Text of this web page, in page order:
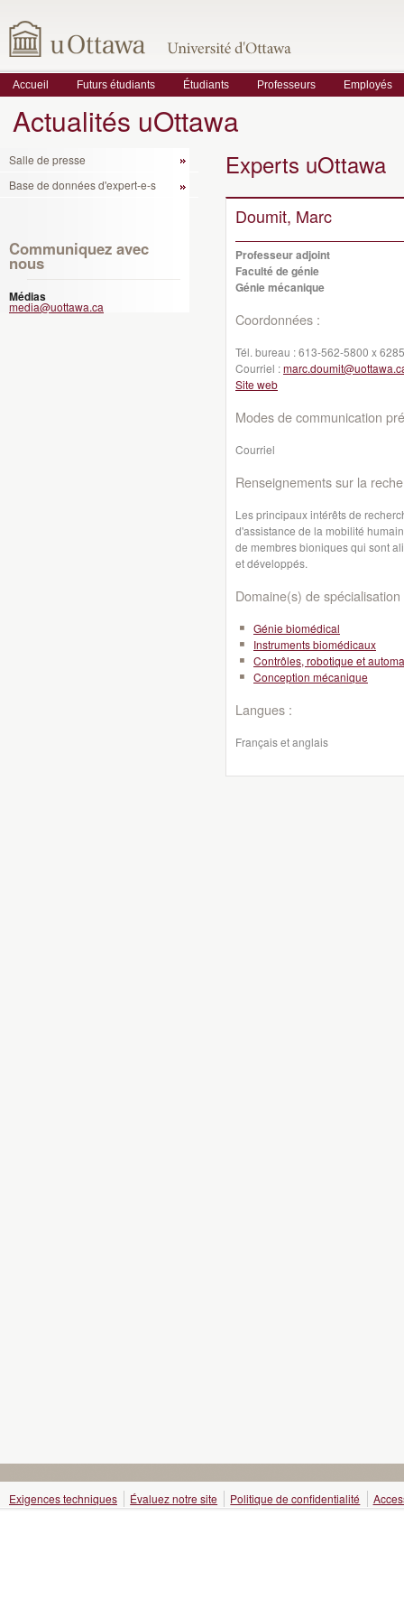
Accueil Futurs étudiants Étudiants Professeurs Employés
Actualités uOttawa
Salle de presse
Base de données d'expert-e-s
Communiquez avec
nous
Médias
media@uottawa.ca
Experts uOttawa
Doumit, Marc
Professeur adjoint
Faculté de génie
Génie mécanique
Coordonnées :
Tél. bureau :613-562-5800 x 6285
Courriel :
Site web
Modes de communication
Courriel
Renseignements sur la
Les principaux intérêts de
d'assistance de la mobilité
de membres bioniques qui sont
et développés.
Domaine(s) de spécialisation
Génie biomédical
Instruments biomédicaux
Contrôles, robotique et
Conception mécanique
Langues :
Français et anglais
Exigences techniques Évaluez notre site Politique de confidentialité